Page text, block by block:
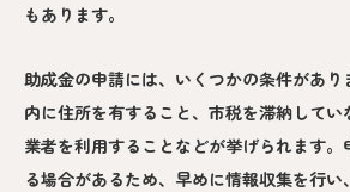
もあります。
助成金の申請には、いくつかの条件があり
内に住所を有すること、市税を滞納してい
業者を利用することなどが挙げられます
る場合があるため、早めに情報収集を行い